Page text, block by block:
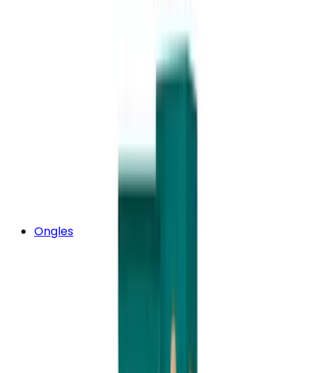
Ongles